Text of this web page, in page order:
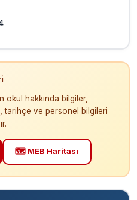
okul hakkında bilgiler,
tarihçe ve personel bilgileri
🗺️ MEB Haritası